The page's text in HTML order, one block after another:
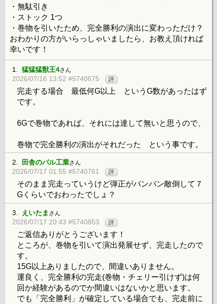
・無駄引き
・ストック 1つ
・巻物を引いたため、完全勝利の演出に変わっただけ？
おわかりの方がいらっしゃいましたら、お教え頂ければ
幸いです！
1. 猛猛猛獣王4さん
2026/07/16 13:52 #5740675 評
完走する場合 最低何G以上 というG数があったはず
です。
6Gで巻物であれば、それには達して無いと思うので、
巻物で完全勝利の演出がそれだった という事です。
2. 田舎のパル工業さん
2026/07/17 01:55 #5740761 評
そのまま完走っていうけど弾正がバンバン敵倒して７
Gくらいでおわったでしょ？
3. えいたま さん
2026/07/17 20:43 #5740853 評
ご返信ありがとうございます！
ところが、巻物を引いて演出発展せず、完走したので
す。
15G以上ありましたので、間違いありません。
運良く、完全勝利の完走(巻物・チェリー引けず)は何
回か経験があるのでか間違いはないかと思います。
でも「完全勝利」が確定している場合でも、完走前に